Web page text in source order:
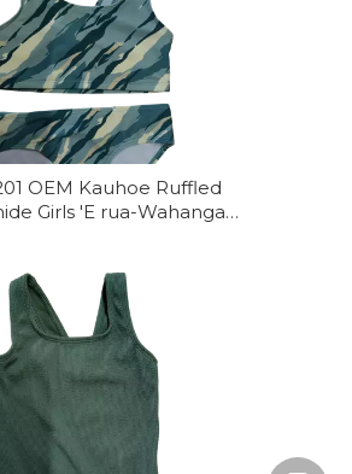
OEM Kauhoe Ruffled
Girls 'E rua-Wahanga